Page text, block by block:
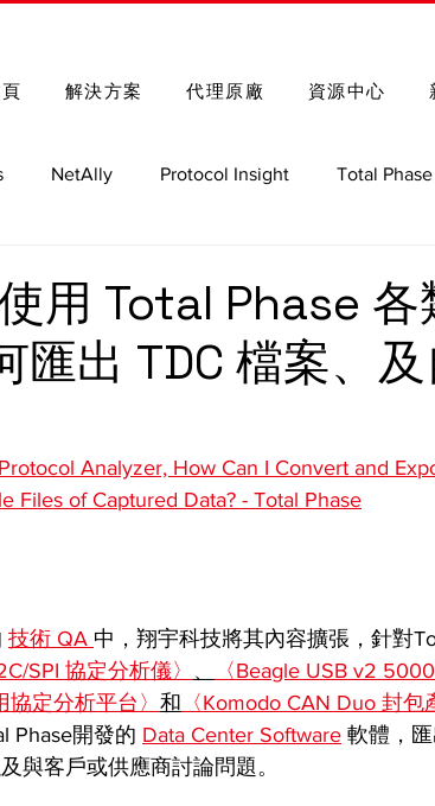
解決方案 代理原廠 資源中心
NetAlly Protocol Insight Total Phase
Nmap 函式庫與指令
用 Total Phase
匯出 TDC 檔案、
Analyzer, How Can I Convert and
Files of Captured Data? - Total Phase
技術 QA 中，翔宇科技將其內容擴張，針對
SPI 協定分析儀〉 、 〈Beagle USB v2
協定分析平台〉 和 〈Komodo CAN Duo 封包
Phase開發的 Data Center Software 軟體，匯
與客戶或供應商討論問題。